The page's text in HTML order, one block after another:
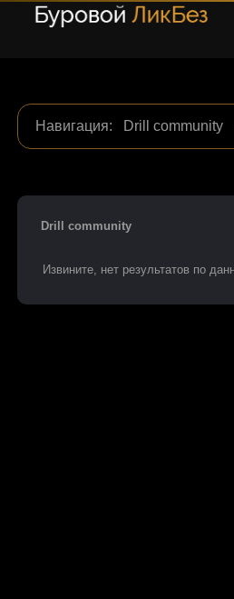
Навигация: Drill community
Drill community
Извините, нет результатов по